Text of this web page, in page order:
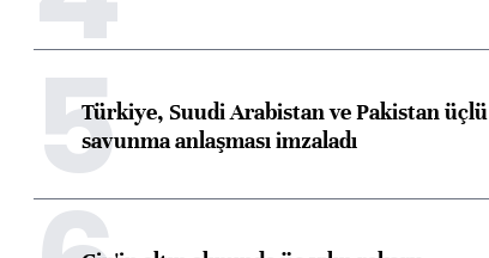
5Türkiye, Suudi Arabistan ve Pakistan üçlü
savunma anlaşması imzaladı